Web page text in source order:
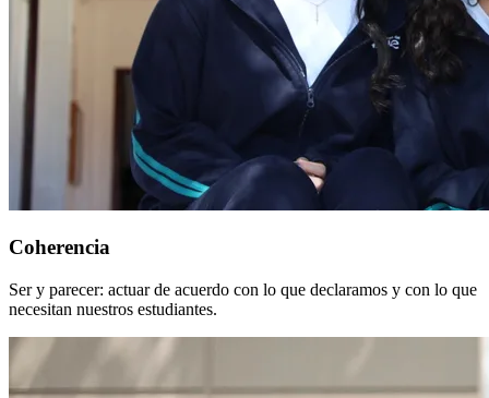
Coherencia
Ser y parecer: actuar de acuerdo con lo que declaramos y con lo que
necesitan nuestros estudiantes.